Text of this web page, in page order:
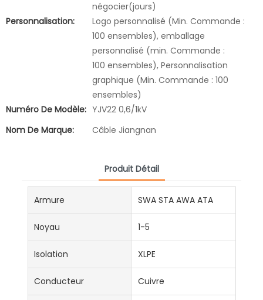
négocier(jours)
Personnalisation:
Logo personnalisé (Min. Commande :
100 ensembles), emballage
personnalisé (min. Commande :
100 ensembles), Personnalisation
graphique (Min. Commande : 100
ensembles)
Numéro De Modèle: YJV22 0,6/1kV
Nom De Marque:
Câble Jiangnan
Produit Détail
Armure SWA STA AWA ATA
Noyau 1-5
Isolation XLPE
Conducteur Cuivre